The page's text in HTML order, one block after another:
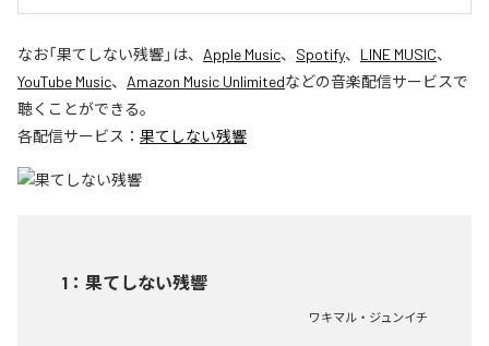
なお「果てしない残響」は、 Apple Music、 Spotify、 LINE MUSIC、
YouTube Music、 Amazon Music Unlimitedなどの音楽配信サービスで
聴くことができる。
各配信サービス： 果てしない残響
1 ： 果てしない残響
ワキマル・ジュンイチ